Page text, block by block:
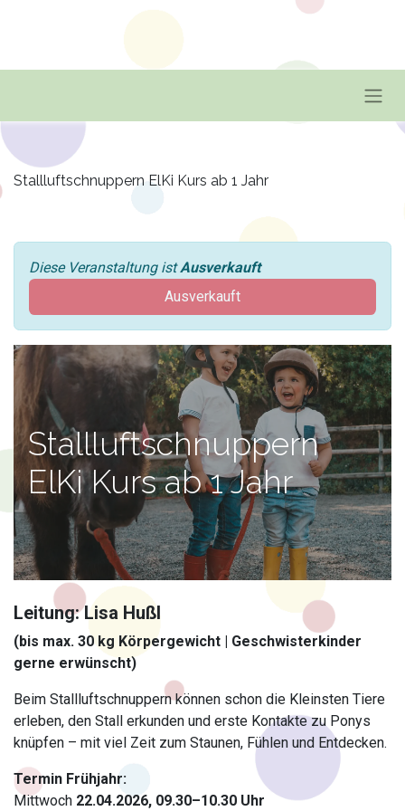
Stallluftschnuppern ElKi Kurs ab 1 Jahr
Diese Veranstaltung istAusverkauft
Ausverkauft
Stallluftschnuppern
ElKi Kurs ab 1 Jahr
Leitung: Lisa Hußl
(bis ​max. 30 kg Körpergewicht | Geschwisterkinder
gerne erwünscht)
Beim Stallluftschnuppern können schon die Kleinsten Tiere
erleben, den Stall erkunden und erste Kontakte zu Ponys
knüpfen – mit viel Zeit zum Staunen, Fühlen und Entdecken.
Termin Frühjahr:
Mittwoch 22.04.2026, 09.30–10.30 Uhr